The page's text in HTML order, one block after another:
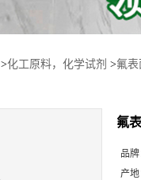
>化工原料，化学试剂 >氟表
氟
品牌
产地